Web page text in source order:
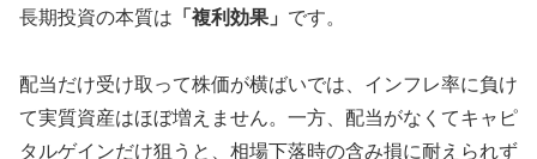
長期投資の本質は 「複利効果」 です。
配当だけ受け取って株価が横ばいでは、インフレ率に負け
て実質資産はほぼ増えません。一方、配当がなくてキャピ
タルゲインだけ狙うと、相場下落時の含み損に耐えられず